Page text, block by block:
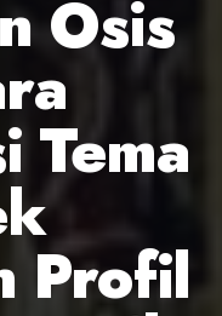
Osis
Tema
Profil